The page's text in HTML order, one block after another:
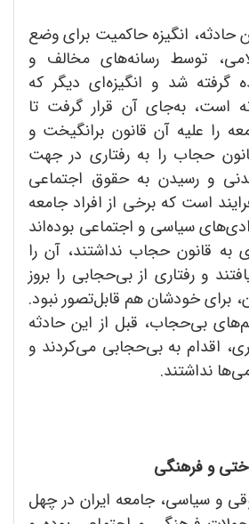
حادثه، انگیزه حاکمیت برای وضع
توسط رسانه‌های مخالف و
گرفته شد و انگیزه‌ای دیگر که
است، به‌جای آن قرار گرفت تا
را علیه آن قانون برانگیخت و
حجاب را به رفتاری در جهت
و رسیدن به حقوق اجتماعی
است که برخی از افراد جامعه
سیاسی و اجتماعی بوده‌اند
به قانون حجاب نداشتند، آن را
و رفتاری از بی‌حجابی را بروز
برای خودشان هم قابل‌تصور نبود.
بی‌حجاب، قبل از این حادثه
اقدام به بی‌حجابی می‌کردند و
نداشتند.
و فرهنگی
و سیاسی، جامعه ایران در چهل